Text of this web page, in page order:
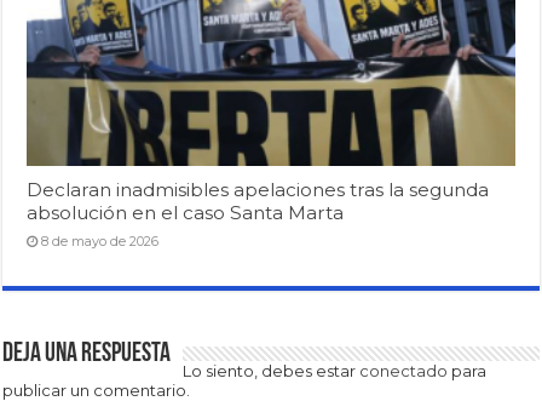
Declaran inadmisibles apelaciones tras la segunda
absolución en el caso Santa Marta
8 de mayo de 2026
Deja una respuesta
Lo siento, debes estar conectado para
publicar un comentario.